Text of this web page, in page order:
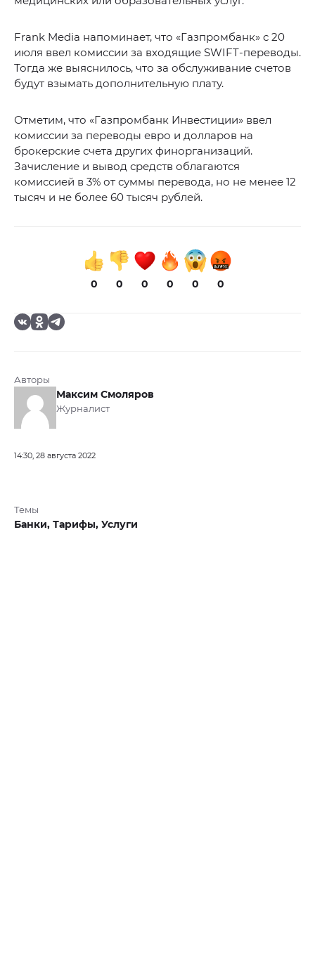
Frank Media напоминает, что «Газпромбанк» с 20
июля ввел комиссии за входящие SWIFT-переводы.
Тогда же выяснилось, что за обслуживание счетов
будут взымать дополнительную плату.
Отметим, что «Газпромбанк Инвестиции» ввел
комиссии за переводы евро и долларов на
брокерские счета других финорганизаций.
Зачисление и вывод средств облагаются
комиссией в 3% от суммы перевода, но не менее 12
тысяч и не более 60 тысяч рублей.
0 0 0 0 0 0
Авторы
Максим Смоляров
Журналист
14:30, 28 августа 2022
Темы
Банки, Тарифы, Услуги